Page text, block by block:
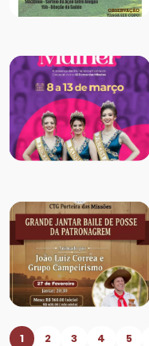
1 2 3 4 5